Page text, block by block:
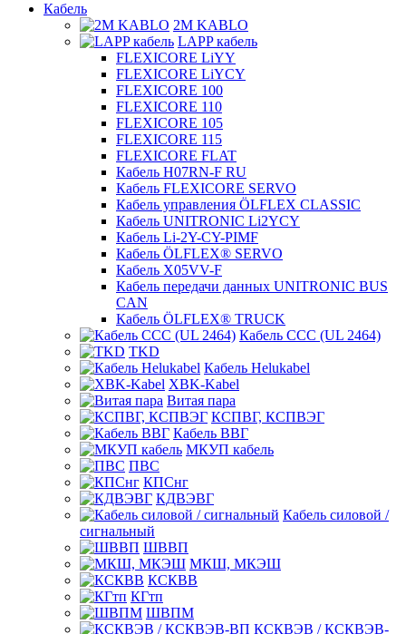
Кабель
2M KABLO
LAPP кабель
FLEXICORE LiYY
FLEXICORE LiYCY
FLEXICORE 100
FLEXICORE 110
FLEXICORE 105
FLEXICORE 115
FLEXICORE FLAT
Кабель H07RN-F RU
Кабель FLEXICORE SERVO
Кабель управления ÖLFLEX CLASSIC
Кабель UNITRONIC Li2YCY
Кабель Li-2Y-CY-PIMF
Кабель ÖLFLEX® SERVO
Кабель X05VV-F
Кабель передачи данных UNITRONIC BUS
CAN
Кабель ÖLFLEX® TRUCK
Кабель CCC (UL 2464)
TKD
Кабель Helukabel
XBK-Kabel
Витая пара
КСПВГ, КСПВЭГ
Кабель ВВГ
МКУП кабель
ПВС
КПСнг
КДВЭВГ
Кабель силовой /
сигнальный
ШВВП
МКШ, МКЭШ
КСКВВ
КГтп
ШВПМ
КСКВЭВ / КСКВЭВ-